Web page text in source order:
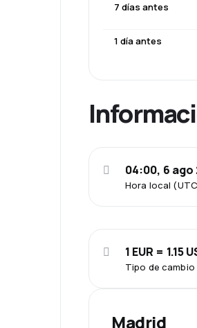
7 días antes
1 día antes
Hora local
04:00, 6 ago
Tipo de cambio
1 EUR = 1.15
Madrid